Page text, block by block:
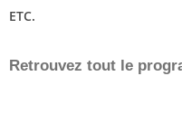
ETC.
Retrouvez tout le